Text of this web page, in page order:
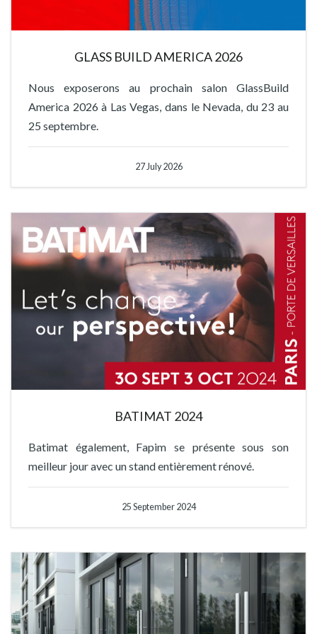
GLASS BUILD AMERICA 2026
Nous exposerons au prochain salon GlassBuild
America 2026 à Las Vegas, dans le Nevada, du 23 au
25 septembre.
27 July 2026
BATIMAT 2024
Batimat également, Fapim se présente sous son
meilleur jour avec un stand entièrement rénové.
25 September 2024